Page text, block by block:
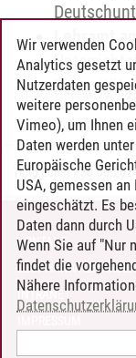
Lehramt
Diversität
Timo Leder/
KONTAKT
LEUPHANA ALS
INTRANET
Wir verwenden
Analytics gesetzt
Nutzerdaten
weitere
Vimeo), um Ihnen
Daten werden
Europäische
USA, gemessen
eingeschätzt. Es
Daten dann durch
Wenn Sie auf "Nur
findet die
Nähere